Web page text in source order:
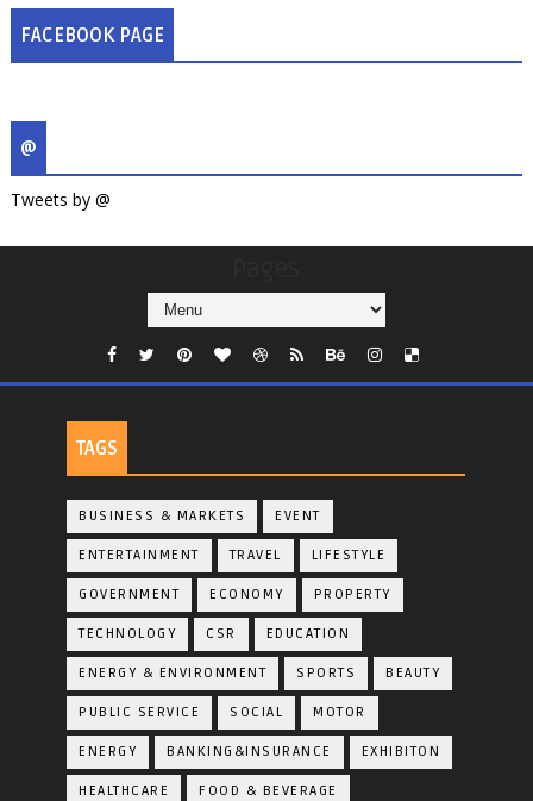
FACEBOOK PAGE
@
Tweets by @
TAGS
BUSINESS & MARKETS EVENT
ENTERTAINMENT TRAVEL LIFESTYLE
GOVERNMENT ECONOMY PROPERTY
TECHNOLOGY CSR EDUCATION
ENERGY & ENVIRONMENT SPORTS BEAUTY
PUBLIC SERVICE SOCIAL MOTOR
ENERGY BANKING&INSURANCE EXHIBITON
HEALTHCARE FOOD & BEVERAGE